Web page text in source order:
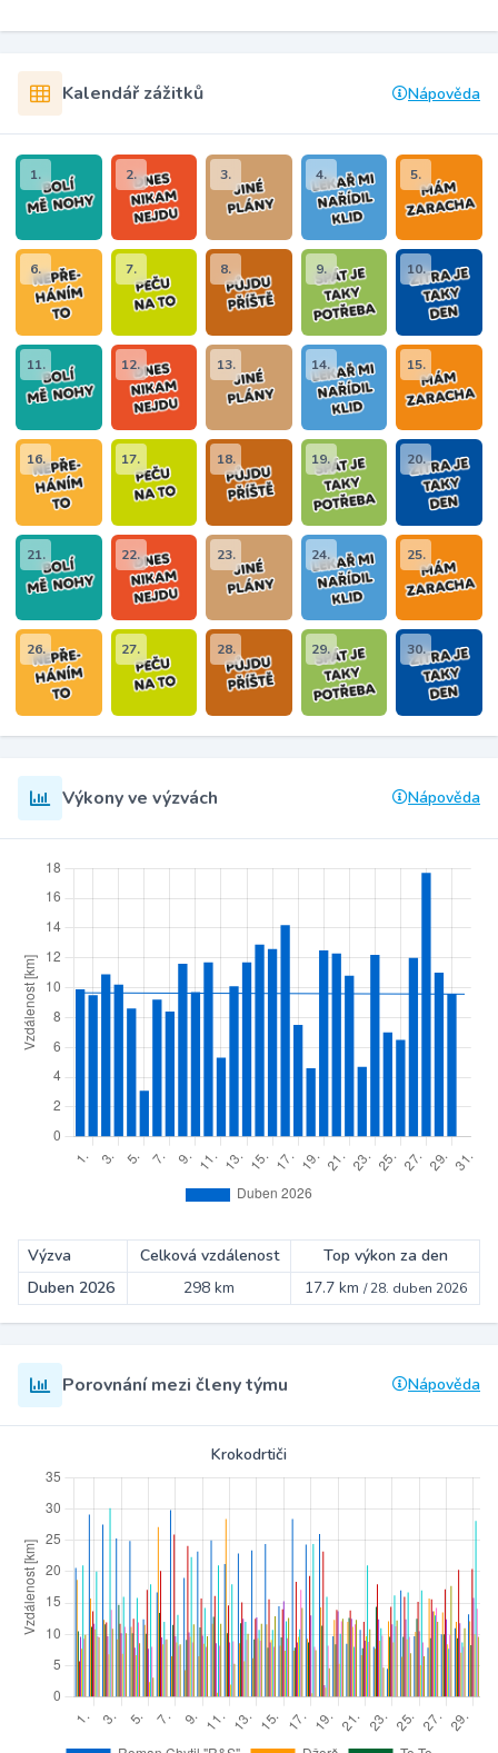
Kalendář zážitků Nápověda
1. 2. 3. 4. 5.
6. 7. 8. 9. 10.
11. 12. 13. 14. 15.
16. 17. 18. 19. 20.
21. 22. 23. 24. 25.
26. 27. 28. 29. 30.
Výkony ve výzvách Nápověda
Výzva Celková vzdálenost
Top výkon za den
Duben 2026
298 km 17.7 km /28. duben 2026
Porovnání mezi členy týmu Nápověda
Krokodrtiči